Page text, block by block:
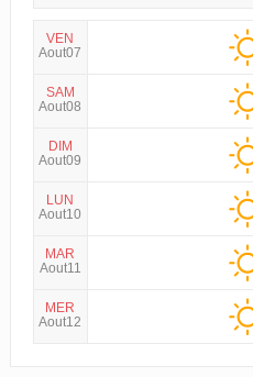
VEN
Aout07
SAM
Aout08
DIM
Aout09
LUN
Aout10
MAR
Aout11
MER
Aout12